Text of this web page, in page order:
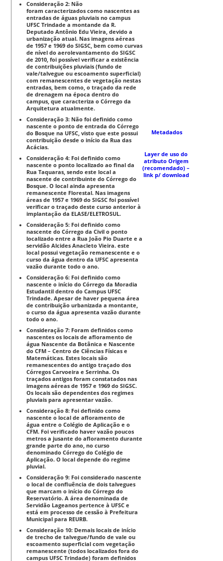
Consideração 2: Não
foram caracterizados como nascentes as
entradas de águas pluviais no campus
UFSC Trindade a montande da R.
Deputado Antônio Edu Vieira, devido a
urbanização atual. Nas imagens aéreas
de 1957 e 1969 do SIGSC, bem como curvas
de nível do aerolevantamento do SIGSC
de 2010, foi possível verificar a existência
de contribuições pluviais (fundo de
vale/talvegue ou escoamento superficial)
com remanescentes de vegetação nestas
entradas, bem como, o traçado da rede
de drenagem na época dentro do
campus, que caracteriza o Córrego da
Arquitetura atualmente.
Consideração 3: Não foi definido como
nascente o ponto de entrada do Córrego
do Bosque na UFSC, visto que este possui
contribuição desde o início da Rua das
Acácias.
Consideração 4: Foi definido como
nascente o ponto localizado ao final da
Rua Taquaras, sendo este local a
nascente de contribuinte do Córrego do
Bosque. O local ainda apresenta
remanescente Florestal. Nas imagens
áreas de 1957 e 1969 do SIGSC foi possível
verificar o traçado deste curso anterior à
implantação da ELASE/ELETROSUL.
Consideração 5: Foi definido como
nascente do Córrego da Civil o ponto
localizado entre a Rua João Pio Duarte e a
servidão Alcides Anacleto Vieira. este
local possui vegetação remanescente e o
curso da água dentro da UFSC apresenta
vazão durante todo o ano.
Consideração 6: Foi definido como
nascente o início do Córrego da Moradia
Estudantil dentro do Campus UFSC
Trindade. Apesar de haver pequena área
de contribuição urbanizada a montante,
o curso da água apresenta vazão durante
todo o ano.
Consideração 7: Foram definidos como
nascentes os locais de afloramento de
água Nascente da Botânica e Nascente
do CFM – Centro de Ciências Físicas e
Matemáticas. Estes locais são
remanescentes do antigo traçado dos
Córregos Carvoeira e Serrinha. Os
traçados antigos foram constatados nas
imagens aéreas de 1957 e 1969 do SIGSC.
Os locais são dependentes dos regimes
pluviais para apresentar vazão.
Consideração 8: Foi definido como
nascente o local de afloramento de
água entre o Colégio de Aplicação e o
CFM. Foi verificado haver vazão poucos
metros a jusante do afloramento durante
grande parte do ano, no curso
denominado Córrego do Colégio de
Aplicação. O local depende do regime
pluvial.
Consideração 9: Foi considerado nascente
o local de confluência de dois talvegues
que marcam o início do Córrego do
Reservatório. A área denominada de
Servidão Lageanos pertence à UFSC e
está em processo de cessão à Prefeitura
Municipal para REURB.
Consideração 10: Demais locais de início
de trecho de talvegue/fundo de vale ou
escoamento superficial com vegetação
remanescente (todos localizados fora do
campus UFSC Trindade) foram definidos
Metadados
Layer de uso do
atributo Origem
(recomendado) –
link p/ download